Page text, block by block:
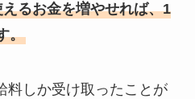
るお金を増やせれば、1
。
料しか受け取ったことが